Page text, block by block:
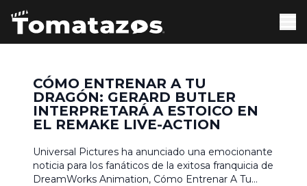
CÓMO ENTRENAR A TU
DRAGÓN: GERARD BUTLER
INTERPRETARÁ A ESTOICO EN
EL REMAKE LIVE-ACTION
Universal Pictures ha anunciado una emocionante
noticia para los fanáticos de la exitosa franquicia de
DreamWorks Animation, Cómo Entrenar A Tu